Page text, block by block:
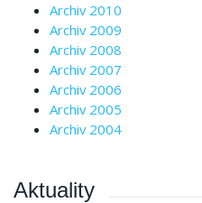
Archiv 2010
Archiv 2009
Archiv 2008
Archiv 2007
Archiv 2006
Archiv 2005
Archiv 2004
Aktuality